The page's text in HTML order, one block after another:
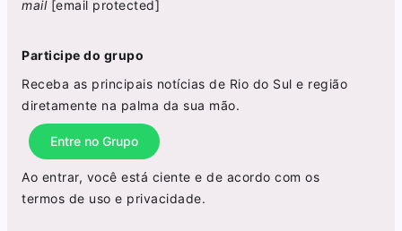
mail [email protected]
Participe do grupo
Receba as principais notícias de Rio do Sul e região
diretamente na palma da sua mão.
Entre no Grupo
Ao entrar, você está ciente e de acordo com os
termos de uso e privacidade.